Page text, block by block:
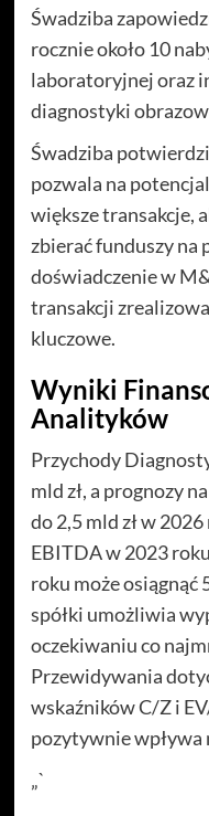
Śwadziba
rocznie około 10
laboratoryjnej oraz
diagnostyki
Śwadziba
pozwala na
większe transakcje,
zbierać funduszy na
doświadczenie w
transakcji
kluczowe.
Wyniki
Analityków
Przychody
mld zł, a prognozy
do 2,5 mld zł w
EBITDA w 2023
roku może osiągnąć
spółki umożliwia
oczekiwaniu co
Przewidywania
wskaźników C/Z i
pozytywnie wpływa
„`